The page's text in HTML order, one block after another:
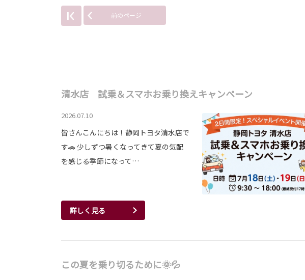
前のページ
清水店 試乗＆スマホお乗り換えキャンペーン
2026.07.10
皆さんこんにちは！静岡トヨタ清水店で
す🚗 少しずつ暑くなってきて夏の気配
を感じる季節になって…
詳しく見る
この夏を乗り切るために🌞💦